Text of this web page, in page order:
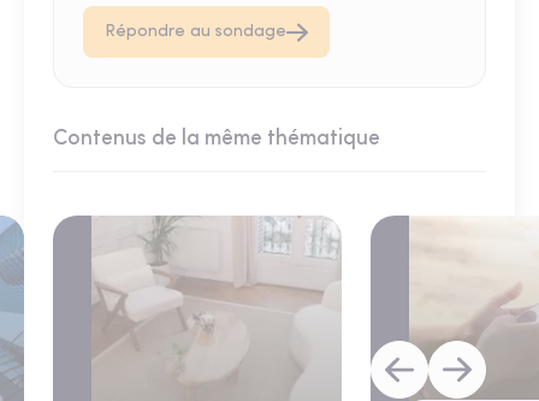
Répondre au sondage
Contenus de la même thématique